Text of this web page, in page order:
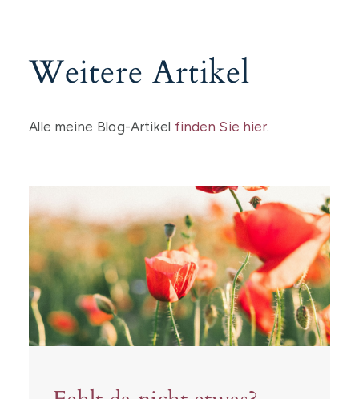
Weitere Artikel
Alle meine Blog-Artikel finden Sie hier.